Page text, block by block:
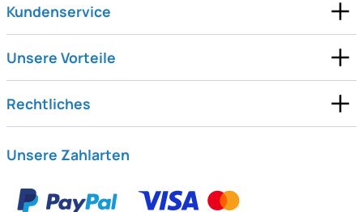
Kundenservice
Unsere Vorteile
Rechtliches
Unsere Zahlarten